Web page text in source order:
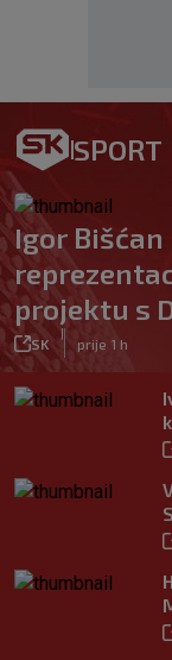
SPORT
Igor
projektu s
SK prije 1 h